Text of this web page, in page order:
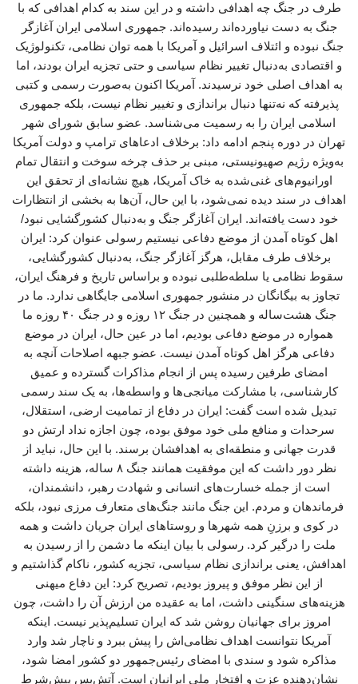
طرف در جنگ چه اهدافی داشته و در این سند به کدام اهدافی که با
جنگ به دست نیاورده‌اند رسیده‌اند. جمهوری اسلامی ایران آغازگر
جنگ نبوده و ائتلاف اسرائیل و آمریکا با همه توان نظامی، تکنولوژیک
و اقتصادی به‌دنبال تغییر نظام سیاسی و حتی تجزیه ایران بودند، اما
به اهداف اصلی خود نرسیدند. آمریکا اکنون به‌صورت رسمی و کتبی
پذیرفته که نه‌تنها دنبال براندازی و تغییر نظام نیست، بلکه جمهوری
اسلامی ایران را به رسمیت می‌شناسد. عضو سابق شورای شهر
تهران در دوره پنجم ادامه داد: برخلاف ادعاهای ترامپ و دولت آمریکا
به‌ویژه رژیم صهیونیستی، مبنی بر حذف چرخه سوخت و انتقال تمام
اورانیوم‌های غنی‌شده به خاک آمریکا، هیچ نشانه‌ای از تحقق این
اهداف در سند دیده نمی‌شود، با این حال، آن‌ها به بخشی از انتظارات
خود دست یافته‌اند. ایران آغازگر جنگ و به‌دنبال کشورگشایی نبود/
اهل کوتاه آمدن از موضع دفاعی نیستیم رسولی عنوان کرد: ایران
برخلاف طرف مقابل، هرگز آغازگر جنگ، به‌دنبال کشورگشایی،
سقوط نظامی یا سلطه‌طلبی نبوده و براساس تاریخ و فرهنگ ایران،
تجاوز به بیگانگان در منشور جمهوری اسلامی جایگاهی ندارد. ما در
جنگ هشت‌ساله و همچنین در جنگ ۱۲ روزه و در جنگ ۴۰ روزه ما
همواره در موضع دفاعی بودیم، اما در عین حال، ایران در موضع
دفاعی هرگز اهل کوتاه آمدن نیست. عضو جبهه اصلاحات آنچه به
امضای طرفین رسیده پس از انجام مذاکرات گسترده و عمیق
کارشناسی، با مشارکت میانجی‌ها و واسطه‌ها، به یک سند رسمی
تبدیل شده است گفت: ایران در دفاع از تمامیت ارضی، استقلال،
سرحدات و منافع ملی خود موفق بوده، چون اجازه نداد ارتش دو
قدرت جهانی و منطقه‌ای به اهدافشان برسند. با این حال، نباید از
نظر دور داشت که این موفقیت همانند جنگ ۸ ساله، هزینه‌ داشته
است از جمله خسارت‌های انسانی و شهادت رهبر، دانشمندان،
فرماندهان و مردم. این جنگ مانند جنگ‌های متعارف مرزی نبود، بلکه
در کوی و برزنِ همه شهرها و روستاهای ایران جریان داشت و همه
ملت را درگیر کرد. رسولی با بیان اینکه ما دشمن را از رسیدن به
اهدافش، یعنی براندازی نظام سیاسی، تجزیه کشور، ناکام گذاشتیم و
از این نظر موفق و پیروز بودیم، تصریح کرد: این دفاع میهنی
هزینه‌های سنگینی داشت، اما به عقیده من ارزش آن را داشت، چون
امروز برای جهانیان روشن شد که ایران تسلیم‌پذیر نیست. اینکه
آمریکا نتوانست اهداف نظامی‌اش را پیش ببرد و ناچار شد وارد
مذاکره شود و سندی با امضای رئیس‌جمهور دو کشور امضا شود،
نشان‌دهنده عزت و افتخار ملی ایرانیان است. آتش‌بس پیش‌شرط